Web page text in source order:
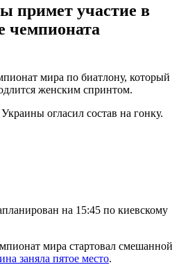
примет участие в
чемпионата
мира по биатлону, который
женским спринтом.
огласил состав на гонку.
на 15:45 по киевскому
мира стартовал смешанной
заняла пятое место.